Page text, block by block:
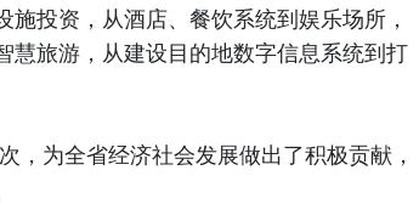
投资，从酒店、餐饮系统到娱乐场所，
慧旅游，从建设目的地数字信息系统到打
，为全省经济社会发展做出了积极贡献，